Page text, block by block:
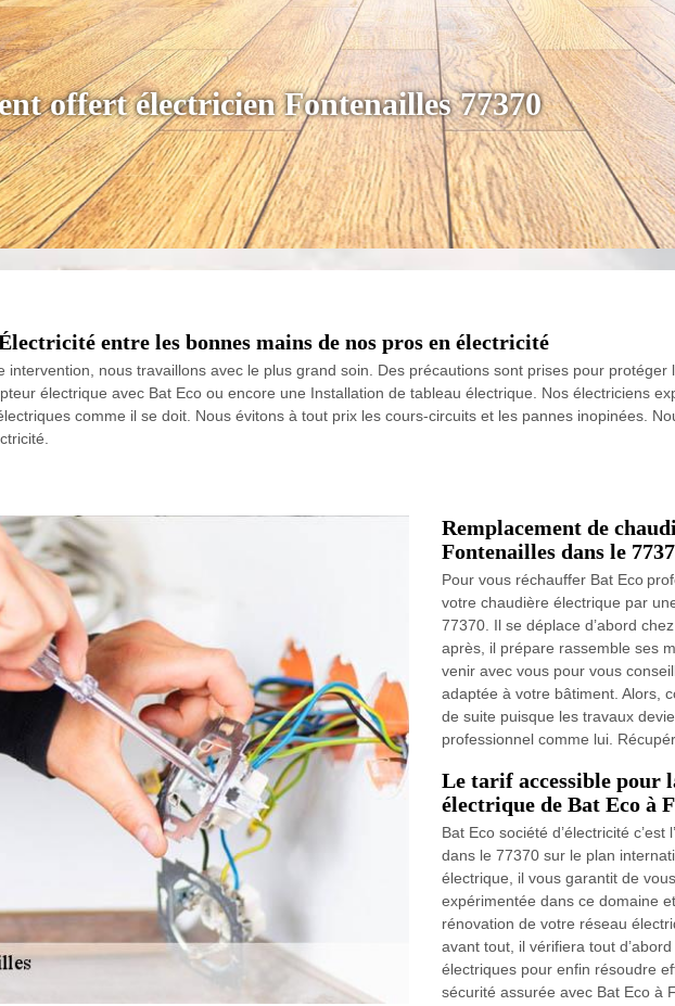
offert électricien Fontenailles 77370
entre les bonnes mains de nos pros en électricité
intervention, nous travaillons avec le plus grand soin. Des précautions sont prises pour
électrique avec Bat Eco ou encore une Installation de tableau électrique. Nos électriciens
comme il se doit. Nous évitons à tout prix les cours-circuits et les pannes inopinées.
Remplacement de
Fontenailles dans le
Pour vous réchauffer Bat Eco
votre chaudière électrique par
77370. Il se déplace d’abord
après, il prépare rassemble ses
venir avec vous pour vous
adaptée à votre bâtiment. Alors,
de suite puisque les travaux
professionnel comme lui.
Le tarif accessible pour
électrique de Bat Eco à
Bat Eco société d’électricité
dans le 77370 sur le plan
électrique, il vous garantit de
expérimentée dans ce domaine
rénovation de votre réseau
avant tout, il vérifiera tout
électriques pour enfin résoudre
sécurité assurée avec Bat Eco à